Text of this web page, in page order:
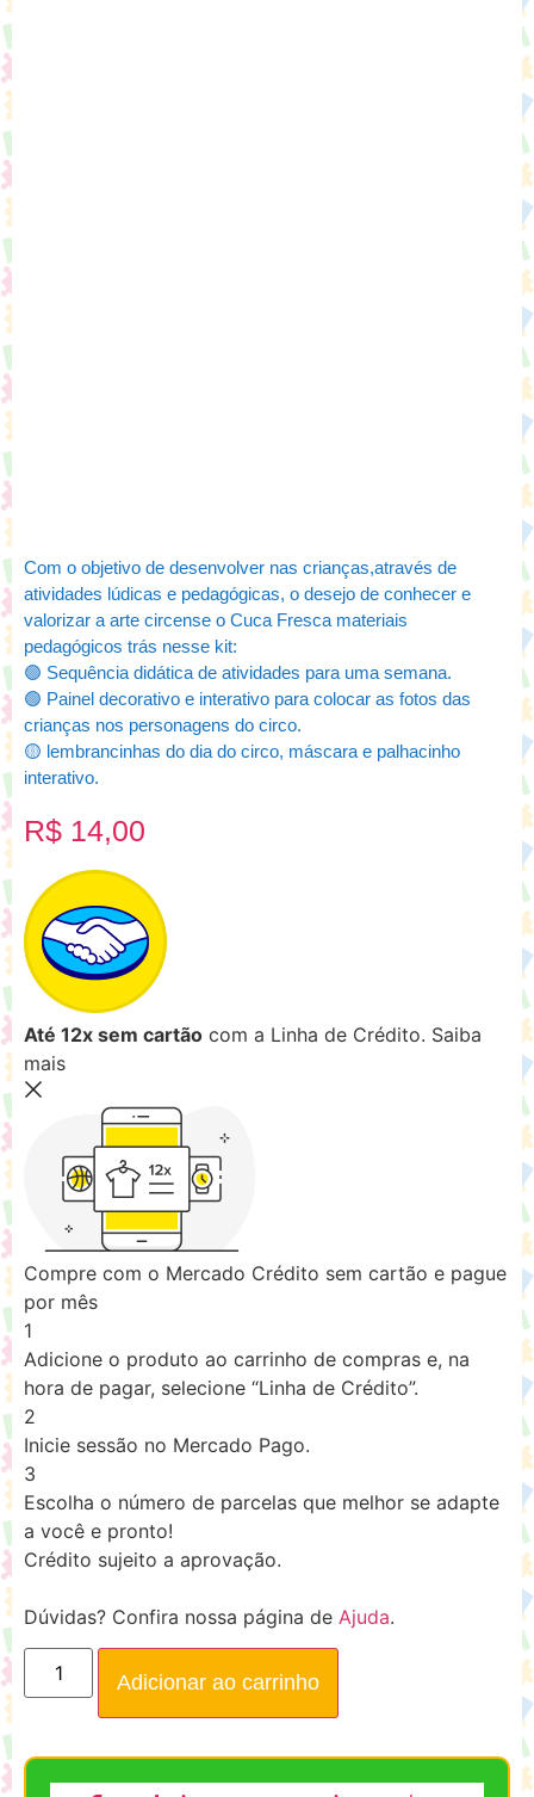
Com o objetivo de desenvolver nas crianças,através de
atividades lúdicas e pedagógicas, o desejo de conhecer e
valorizar a arte circense o Cuca Fresca materiais
pedagógicos trás nesse kit:
🟣 Sequência didática de atividades para uma semana.
🟢 Painel decorativo e interativo para colocar as fotos das
crianças nos personagens do circo.
🟡 lembrancinhas do dia do circo, máscara e palhacinho
interativo.
R$ 14,00
Até 12x sem cartão com a Linha de Crédito. Saiba
mais
Compre com o Mercado Crédito sem cartão e pague
por mês
1
Adicione o produto ao carrinho de compras e, na
hora de pagar, selecione “Linha de Crédito”.
2
Inicie sessão no Mercado Pago.
3
Escolha o número de parcelas que melhor se adapte
a você e pronto!
Crédito sujeito a aprovação.
Dúvidas? Confira nossa página de Ajuda.
Adicionar ao carrinho